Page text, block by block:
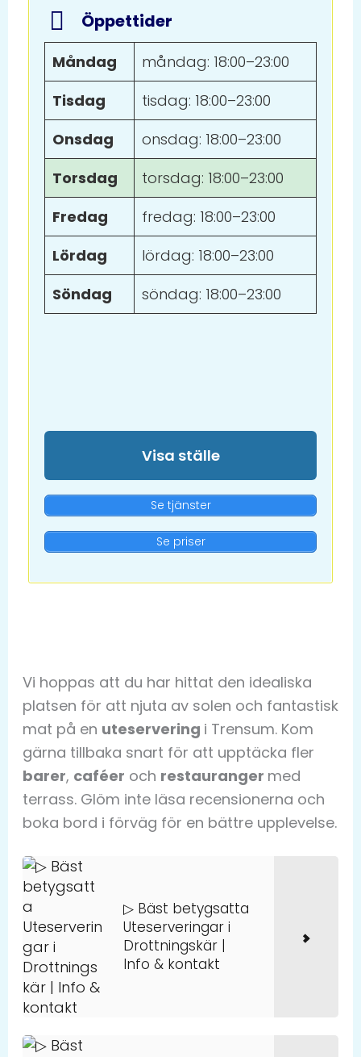
Öppettider
Måndag
måndag: 18:00–23:00
Tisdag
tisdag: 18:00–23:00
Onsdag
onsdag: 18:00–23:00
Torsdag
torsdag: 18:00–23:00
Fredag
fredag: 18:00–23:00
Lördag
lördag: 18:00–23:00
Söndag
söndag: 18:00–23:00
Visa ställe
Se tjänster
Se priser
Vi hoppas att du har hittat den idealiska
platsen för att njuta av solen och fantastisk
mat på en uteservering i Trensum. Kom
gärna tillbaka snart för att upptäcka fler
barer, caféer och restauranger med
terrass. Glöm inte läsa recensionerna och
boka bord i förväg för en bättre upplevelse.
▷ Bäst betygsatta
Uteserveringar i
Drottningskär |
Info & kontakt